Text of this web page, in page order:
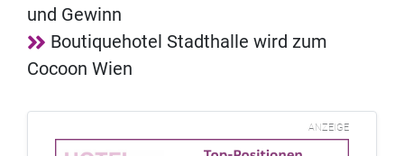
und Gewinn
Boutiquehotel Stadthalle wird zum
Cocoon Wien
ANZEIGE